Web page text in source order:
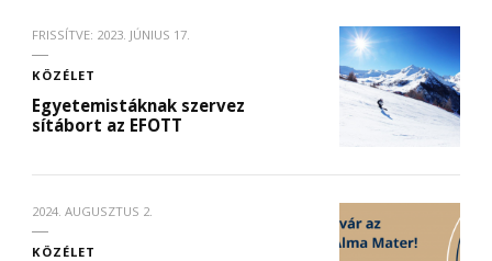
FRISSÍTVE: 2023. JÚNIUS 17.
KÖZÉLET
Egyetemistáknak szervez
sítábort az EFOTT
2024. AUGUSZTUS 2.
KÖZÉLET